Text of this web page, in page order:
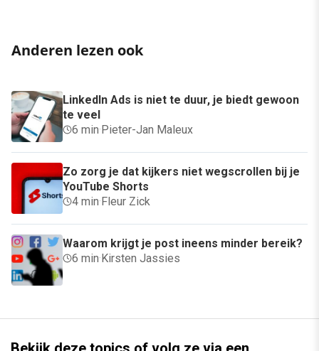
Anderen lezen ook
LinkedIn Ads is niet te duur, je biedt gewoon
te veel
6 min·Pieter-Jan Maleux
Zo zorg je dat kijkers niet wegscrollen bij je
YouTube Shorts
4 min·Fleur Zick
Waarom krijgt je post ineens minder bereik?
6 min·Kirsten Jassies